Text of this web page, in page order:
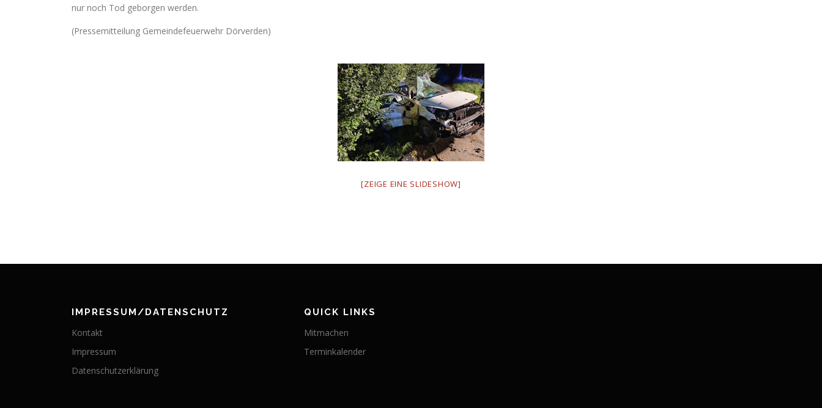
nur noch Tod geborgen werden.
(Pressemitteilung Gemeindefeuerwehr Dörverden)
[ZEIGE EINE SLIDESHOW]
IMPRESSUM/DATENSCHUTZ
Kontakt
Impressum
Datenschutzerklärung
QUICK LINKS
Mitmachen
Terminkalender